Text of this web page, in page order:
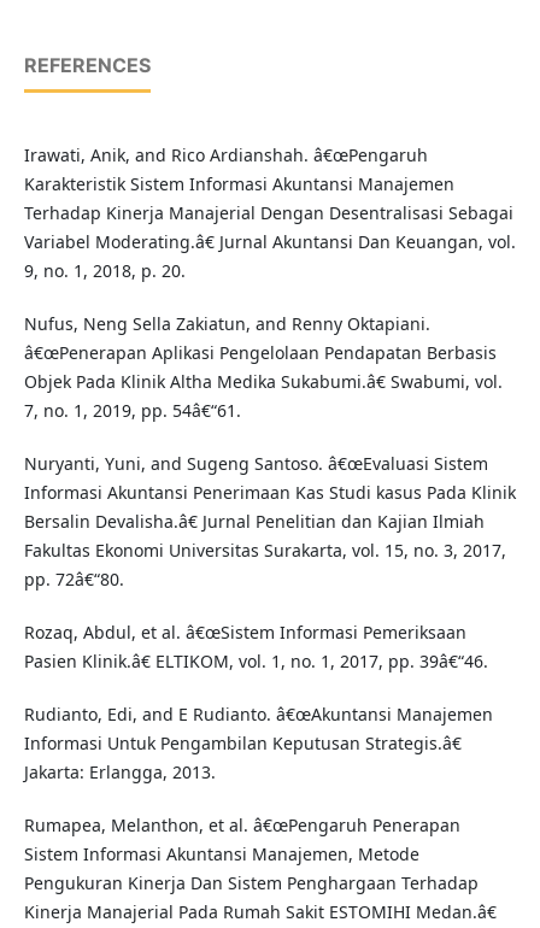
REFERENCES
Irawati, Anik, and Rico Ardianshah. â€œPengaruh
Karakteristik Sistem Informasi Akuntansi Manajemen
Terhadap Kinerja Manajerial Dengan Desentralisasi Sebagai
Variabel Moderating.â€ Jurnal Akuntansi Dan Keuangan, vol.
9, no. 1, 2018, p. 20.
Nufus, Neng Sella Zakiatun, and Renny Oktapiani.
â€œPenerapan Aplikasi Pengelolaan Pendapatan Berbasis
Objek Pada Klinik Altha Medika Sukabumi.â€ Swabumi, vol.
7, no. 1, 2019, pp. 54â€“61.
Nuryanti, Yuni, and Sugeng Santoso. â€œEvaluasi Sistem
Informasi Akuntansi Penerimaan Kas Studi kasus Pada Klinik
Bersalin Devalisha.â€ Jurnal Penelitian dan Kajian Ilmiah
Fakultas Ekonomi Universitas Surakarta, vol. 15, no. 3, 2017,
pp. 72â€“80.
Rozaq, Abdul, et al. â€œSistem Informasi Pemeriksaan
Pasien Klinik.â€ ELTIKOM, vol. 1, no. 1, 2017, pp. 39â€“46.
Rudianto, Edi, and E Rudianto. â€œAkuntansi Manajemen
Informasi Untuk Pengambilan Keputusan Strategis.â€
Jakarta: Erlangga, 2013.
Rumapea, Melanthon, et al. â€œPengaruh Penerapan
Sistem Informasi Akuntansi Manajemen, Metode
Pengukuran Kinerja Dan Sistem Penghargaan Terhadap
Kinerja Manajerial Pada Rumah Sakit ESTOMIHI Medan.â€